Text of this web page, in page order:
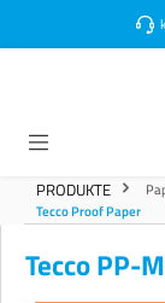
PRODUKTE
Tecco Proof Paper
Tecco PP-